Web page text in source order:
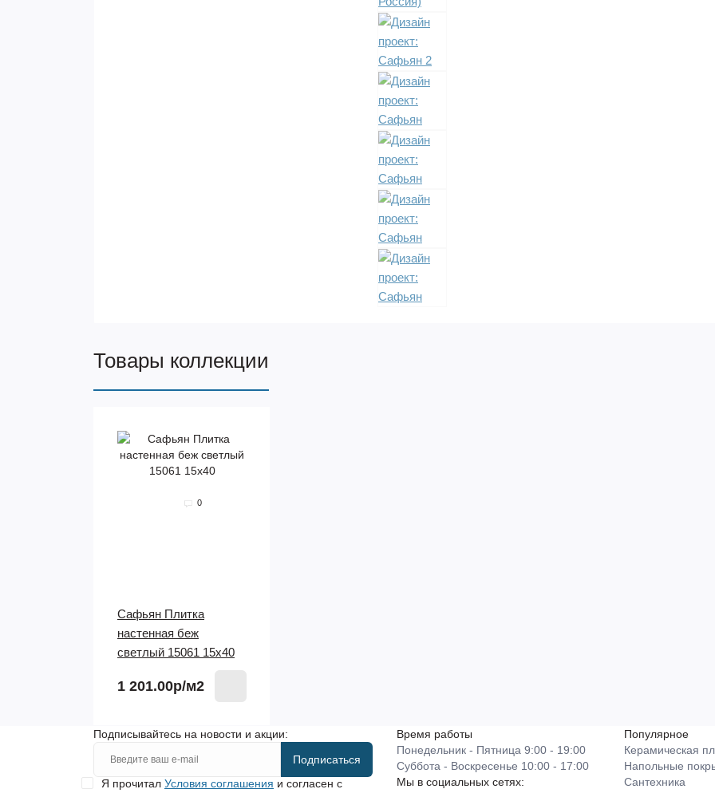
Товары коллекции
0
Сафьян Плитка
настенная беж
светлый 15061 15х40
1 201.00р/м2
Подписывайтесь на новости и акции:
Подписаться
Я прочитал Условия соглашения и согласен с
Время работы
Понедельник - Пятница 9:00 - 19:00
Суббота - Воскресенье 10:00 - 17:00
Мы в социальных сетях:
Популярное
Керамическая
Напольные
Сантехника